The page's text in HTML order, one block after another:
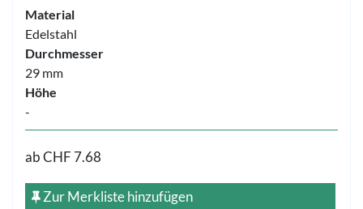
Material
Edelstahl
Durchmesser
29 mm
Höhe
-
abCHF 7.68
Zur Merkliste hinzufügen